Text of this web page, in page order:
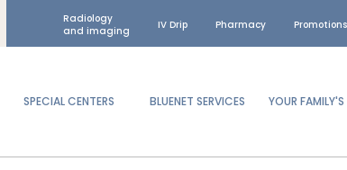
Radiology
and imaging
IV Drip Pharmacy Promotions
SPECIAL CENTERS BLUENET SERVICES YOUR